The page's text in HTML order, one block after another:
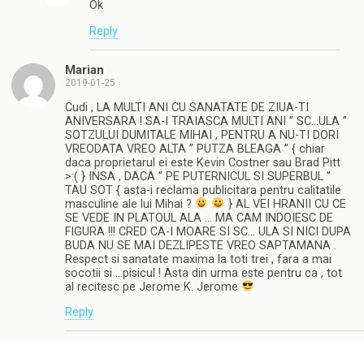
Ok
Reply
Marian
2019-01-25
Cudi , LA MULTI ANI CU SANATATE DE ZIUA-TI
ANIVERSARA ! SA-I TRAIASCA MULTI ANI ” SC…ULA ”
SOTZULUI DUMITALE MIHAI , PENTRU A NU-TI DORI
VREODATA VREO ALTA ” PUTZA BLEAGA ” { chiar
daca proprietarul ei este Kevin Costner sau Brad Pitt
>:( } INSA , DACA ” PE PUTERNICUL SI SUPERBUL ”
TAU SOT { asta-i reclama publicitara pentru calitatile
masculine ale lui Mihai ?
} AL VEI HRANII CU CE
SE VEDE IN PLATOUL ALA … MA CAM INDOIESC DE
FIGURA !!! CRED CA-I MOARE SI SC… ULA SI NICI DUPA
BUDA NU SE MAI DEZLIPESTE VREO SAPTAMANA .
Respect si sanatate maxima la toti trei , fara a mai
socotii si …pisicul ! Asta din urma este pentru ca , tot
al recitesc pe Jerome K. Jerome
Reply